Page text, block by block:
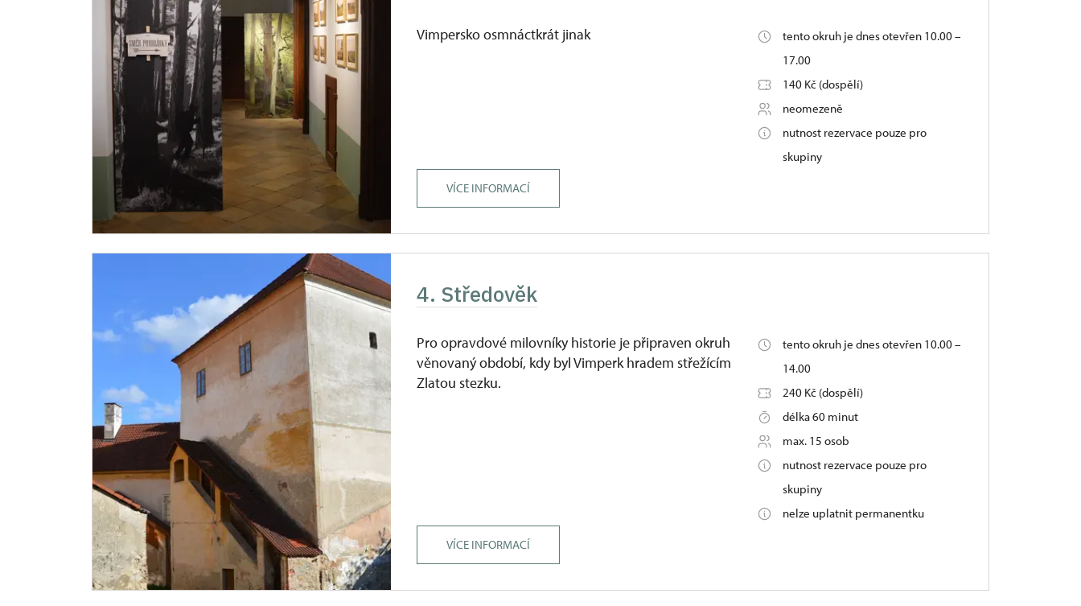
Vimpersko osmnáctkrát jinak
tento okruh je dnes otevřen 10.00 –
17.00
140 Kč (dospělí)
neomezeně
nutnost rezervace pouze pro
skupiny
VÍCE INFORMACÍ
4. Středověk
Pro opravdové milovníky historie je připraven okruh
věnovaný období, kdy byl Vimperk hradem střežícím
Zlatou stezku.
tento okruh je dnes otevřen 10.00 –
14.00
240 Kč (dospělí)
délka 60 minut
max. 15 osob
nutnost rezervace pouze pro
skupiny
nelze uplatnit permanentku
VÍCE INFORMACÍ